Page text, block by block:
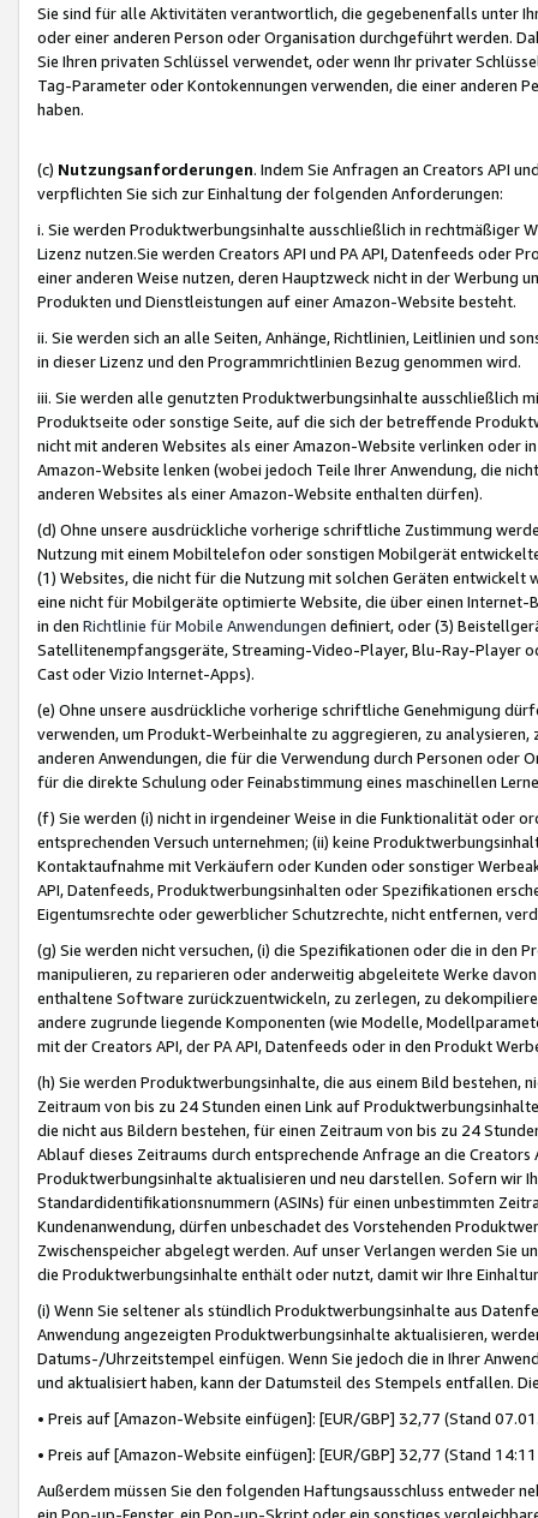
Sie sind für alle Aktivitäten verantwortlich, die gegebenenfalls unter
oder einer anderen Person oder Organisation durchgeführt werden.
Sie Ihren privaten Schlüssel verwendet, oder wenn Ihr privater
Tag-Parameter oder Kontokennungen verwenden, die einer anderen
haben.
(c) Nutzungsanforderungen. Indem Sie Anfragen an Creators API
verpflichten Sie sich zur Einhaltung der folgenden Anforderungen:
i. Sie werden Produktwerbungsinhalte ausschließlich in rechtmäßiger
Lizenz nutzen.Sie werden Creators API und PA API, Datenfeeds oder
einer anderen Weise nutzen, deren Hauptzweck nicht in der Werbung
Produkten und Dienstleistungen auf einer Amazon-Website besteht.
ii. Sie werden sich an alle Seiten, Anhänge, Richtlinien, Leitlinien und
in dieser Lizenz und den Programmrichtlinien Bezug genommen wird.
iii. Sie werden alle genutzten Produktwerbungsinhalte ausschließlich
Produktseite oder sonstige Seite, auf die sich der betreffende
nicht mit anderen Websites als einer Amazon-Website verlinken oder
Amazon-Website lenken (wobei jedoch Teile Ihrer Anwendung, die
anderen Websites als einer Amazon-Website enthalten dürfen).
(d) Ohne unsere ausdrückliche vorherige schriftliche Zustimmung
Nutzung mit einem Mobiltelefon oder sonstigen Mobilgerät
(1) Websites, die nicht für die Nutzung mit solchen Geräten
eine nicht für Mobilgeräte optimierte Website, die über einen
in den Richtlinie für Mobile Anwendungen definiert, oder (3)
Satellitenempfangsgeräte, Streaming-Video-Player, Blu-Ray-Player
Cast oder Vizio Internet-Apps).
(e) Ohne unsere ausdrückliche vorherige schriftliche Genehmigung
verwenden, um Produkt-Werbeinhalte zu aggregieren, zu
anderen Anwendungen, die für die Verwendung durch Personen
für die direkte Schulung oder Feinabstimmung eines maschinellen
(f) Sie werden (i) nicht in irgendeiner Weise in die Funktionalität oder
entsprechenden Versuch unternehmen; (ii) keine
Kontaktaufnahme mit Verkäufern oder Kunden oder sonstiger
API, Datenfeeds, Produktwerbungsinhalten oder Spezifikationen
Eigentumsrechte oder gewerblicher Schutzrechte, nicht entfernen,
(g) Sie werden nicht versuchen, (i) die Spezifikationen oder die in
manipulieren, zu reparieren oder anderweitig abgeleitete Werke
enthaltene Software zurückzuentwickeln, zu zerlegen, zu
andere zugrunde liegende Komponenten (wie Modelle,
mit der Creators API, der PA API, Datenfeeds oder in den Produkt
(h) Sie werden Produktwerbungsinhalte, die aus einem Bild bestehen,
Zeitraum von bis zu 24 Stunden einen Link auf
die nicht aus Bildern bestehen, für einen Zeitraum von bis zu 24
Ablauf dieses Zeitraums durch entsprechende Anfrage an die
Produktwerbungsinhalte aktualisieren und neu darstellen. Sofern wir
Standardidentifikationsnummern (ASINs) für einen unbestimmten
Kundenanwendung, dürfen unbeschadet des Vorstehenden
Zwischenspeicher abgelegt werden. Auf unser Verlangen werden Sie
die Produktwerbungsinhalte enthält oder nutzt, damit wir Ihre
(i) Wenn Sie seltener als stündlich Produktwerbungsinhalte aus
Anwendung angezeigten Produktwerbungsinhalte aktualisieren,
Datums-/Uhrzeitstempel einfügen. Wenn Sie jedoch die in Ihrer
und aktualisiert haben, kann der Datumsteil des Stempels entfallen.
• Preis auf [Amazon-Website einfügen]: [EUR/GBP] 32,77 (Stand
• Preis auf [Amazon-Website einfügen]: [EUR/GBP] 32,77 (Stand
Außerdem müssen Sie den folgenden Haftungsausschluss entweder
ein Pop-up-Fenster, ein Pop-up-Skript oder ein sonstiges